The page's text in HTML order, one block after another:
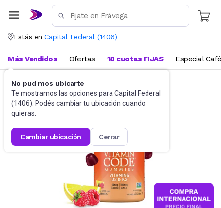
Estás en Capital Federal (1406)
No pudimos ubicarte
Te mostramos las opciones para Capital Federal
(1406). Podés cambiar tu ubicación cuando
quieras.
cambiar ubicación cerrar
Más Vendidos Ofertas 18 cuotas FIJAS Especial Café
Suplementos Suplementos deportivos